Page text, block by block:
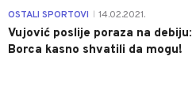
OSTALI SPORTOVI 14.02.2021.
Vujović poslije poraza na debiju:
Borca kasno shvatili da mogu!